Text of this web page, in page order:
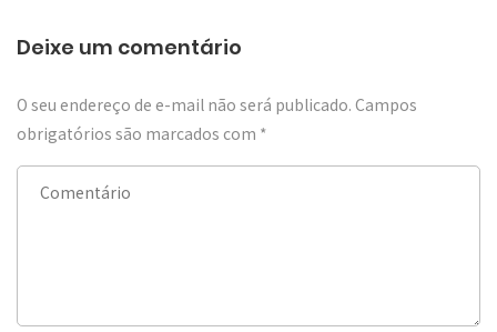
Deixe um comentário
O seu endereço de e-mail não será publicado. Campos
obrigatórios são marcados com *